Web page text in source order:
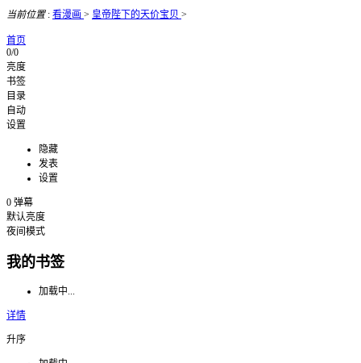
当前位置: 看漫画 > 皇帝陛下的天价宝贝 >
首页
0/0
亮度
书签
目录
自动
设置
隐藏
发表
设置
0 弹幕
默认亮度
夜间模式
我的书签
加载中...
详情
升序